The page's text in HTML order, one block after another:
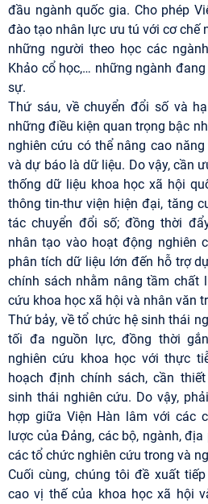
đầu ngành quốc gia. Cho phép
đào tạo nhân lực ưu tú với cơ chế
những người theo học các
Khảo cổ học,… những ngành
sự.
Thứ sáu, về chuyển đổi số và
những điều kiện quan trọng bậc
nghiên cứu có thể nâng cao
và dự báo là dữ liệu. Do vậy, cần
thống dữ liệu khoa học xã hội
thông tin-thư viện hiện đại, tăng
tác chuyển đổi số; đồng thời
nhân tạo vào hoạt động nghiên
phân tích dữ liệu lớn đến hỗ trợ
chính sách nhằm nâng tầm chất
cứu khoa học xã hội và nhân văn
Thứ bảy, về tổ chức hệ sinh thái
tối đa nguồn lực, đồng thời
nghiên cứu khoa học với thực
hoạch định chính sách, cần
sinh thái nghiên cứu. Do vậy,
hợp giữa Viện Hàn lâm với các
lược của Đảng, các bộ, ngành,
các tổ chức nghiên cứu trong và
Cuối cùng, chúng tôi đề xuất
cao vị thế của khoa học xã hội